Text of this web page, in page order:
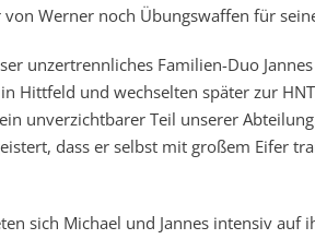
Werner noch Übungswaffen für
unzertrennliches Familien-Duo
Hittfeld und wechselten später zur
unverzichtbarer Teil unserer
dass er selbst mit großem Eifer
sich Michael und Jannes intensiv auf